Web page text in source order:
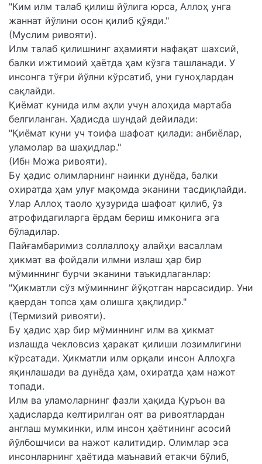
"Ким илм талаб қилиш йўлига юрса, Аллоҳ унга
жаннат йўлини осон қилиб қўяди."
(Муслим ривояти).
Илм талаб қилишнинг аҳамияти нафақат шахсий,
балки ижтимоий ҳаётда ҳам кўзга ташланади. У
инсонга тўғри йўлни кўрсатиб, уни гуноҳлардан
сақлайди.
Қиёмат кунида илм аҳли учун алоҳида мартаба
белгиланган. Ҳадисда шундай дейилади:
"Қиёмат куни уч тоифа шафоат қилади: анбиёлар,
уламолар ва шаҳидлар."
(Ибн Можа ривояти).
Бу ҳадис олимларнинг наинки дунёда, балки
охиратда ҳам улуғ мақомда эканини тасдиқлайди.
Улар Аллоҳ таоло ҳузурида шафоат қилиб, ўз
атрофидагиларга ёрдам бериш имконига эга
бўладилар.
Пайғамбаримиз соллаллоҳу алайҳи васаллам
ҳикмат ва фойдали илмни излаш ҳар бир
мўминнинг бурчи эканини таъкидлаганлар:
"Ҳикматли сўз мўминнинг йўқотган нарсасидир. Уни
қаердан топса ҳам олишга ҳақлидир."
(Термизий ривояти).
Бу ҳадис ҳар бир мўминнинг илм ва ҳикмат
излашда чекловсиз ҳаракат қилиши лозимлигини
кўрсатади. Ҳикматли илм орқали инсон Аллоҳга
яқинлашади ва дунёда ҳам, охиратда ҳам нажот
топади.
Илм ва уламоларнинг фазли ҳақида Қуръон ва
ҳадисларда келтирилган оят ва ривоятлардан
англаш мумкинки, илм инсон ҳаётининг асосий
йўлбошчиси ва нажот калитидир. Олимлар эса
инсонларнинг ҳаётида маънавий етакчи бўлиб,